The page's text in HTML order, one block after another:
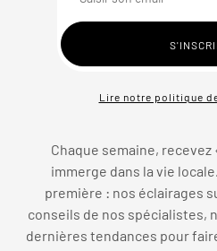
Lire notre politique
Chaque semaine,
immerge dans la vie
première : nos éclairages
conseils de nos spécialistes,
dernières tendances pour